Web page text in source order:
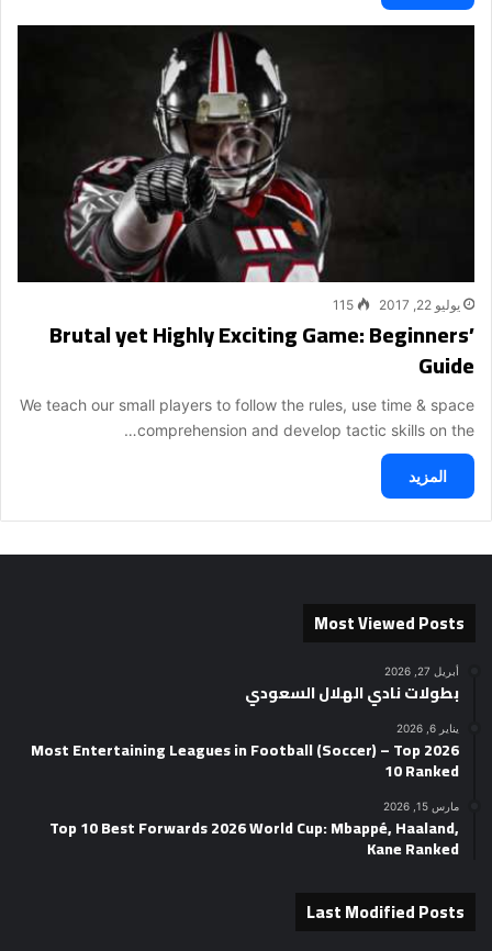
يوليو 22, 2017 115
Brutal yet Highly Exciting Game: Beginners’
Guide
We teach our small players to follow the rules, use time & space
comprehension and develop tactic skills on the…
المزيد
Most Viewed Posts
أبريل 27, 2026
بطولات نادي الهلال السعودي
يناير 6, 2026
2026 Most Entertaining Leagues in Football (Soccer) – Top
10 Ranked
مارس 15, 2026
Top 10 Best Forwards 2026 World Cup: Mbappé, Haaland,
Kane Ranked
Last Modified Posts